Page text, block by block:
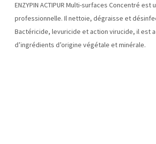
ENZYPIN ACTIPUR Multi-surfaces Concentré
professionnelle. Il nettoie, dégraisse et
Bactéricide, levuricide et action virucide, il est
d’ingrédients d’origine végétale et minérale.